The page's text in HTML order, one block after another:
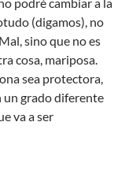
(digamos), no
sino que no es
cosa, mariposa.
sea protectora,
un grado diferente
va a ser